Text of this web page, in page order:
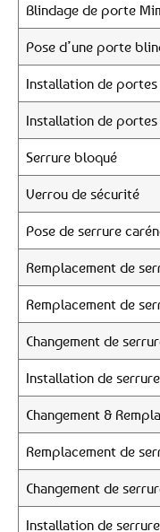
Blindage de porte
Pose d’une porte
Installation de
Installation de
Serrure bloqué
Verrou de sécurité
Pose de serrure
Remplacement de
Remplacement de
Changement de
Installation de
Changement &
Remplacement de
Changement de
Installation de